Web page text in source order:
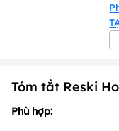
Tóm tắt Reski
Phù hợp: